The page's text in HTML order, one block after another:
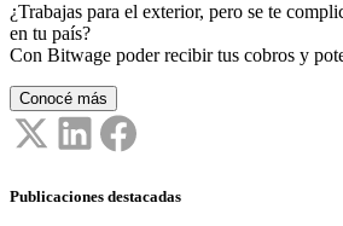
¿Trabajas para el exterior, pero se te
en tu país?
Con Bitwage poder recibir tus cobros y
Conocé más
Publicaciones destacadas